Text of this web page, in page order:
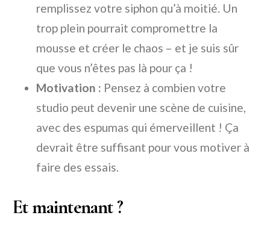
remplissez votre siphon qu’à moitié. Un
trop plein pourrait compromettre la
mousse et créer le chaos – et je suis sûr
que vous n’êtes pas là pour ça !
Motivation : Pensez à combien votre
studio peut devenir une scène de cuisine,
avec des espumas qui émerveillent ! Ça
devrait être suffisant pour vous motiver à
faire des essais.
Et maintenant ?